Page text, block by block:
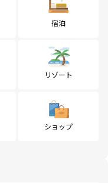
宿泊
リゾート
ショップ